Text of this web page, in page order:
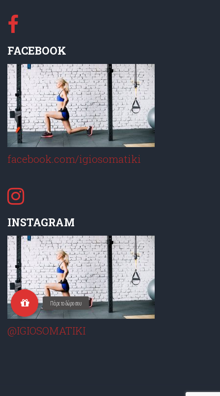
FACEBOOK
facebook.com/igiosomatiki
INSTAGRAM
@IGIOSOMATIKI